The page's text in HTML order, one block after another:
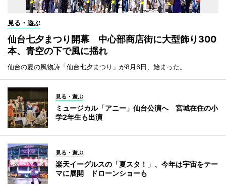
見る・遊ぶ
仙台七夕まつり開幕 中心部商店街に大型飾り300
本、青空の下で風に揺れ
仙台の夏の風物詩「仙台七夕まつり」が8月6日、始まった。
見る・遊ぶ
ミュージカル「アニー」仙台公演へ 宮城在住の小
学2年生も出演
見る・遊ぶ
楽天イーグルスの「夏スタ！」、今年は宇宙をテー
マに展開 ドローンショーも